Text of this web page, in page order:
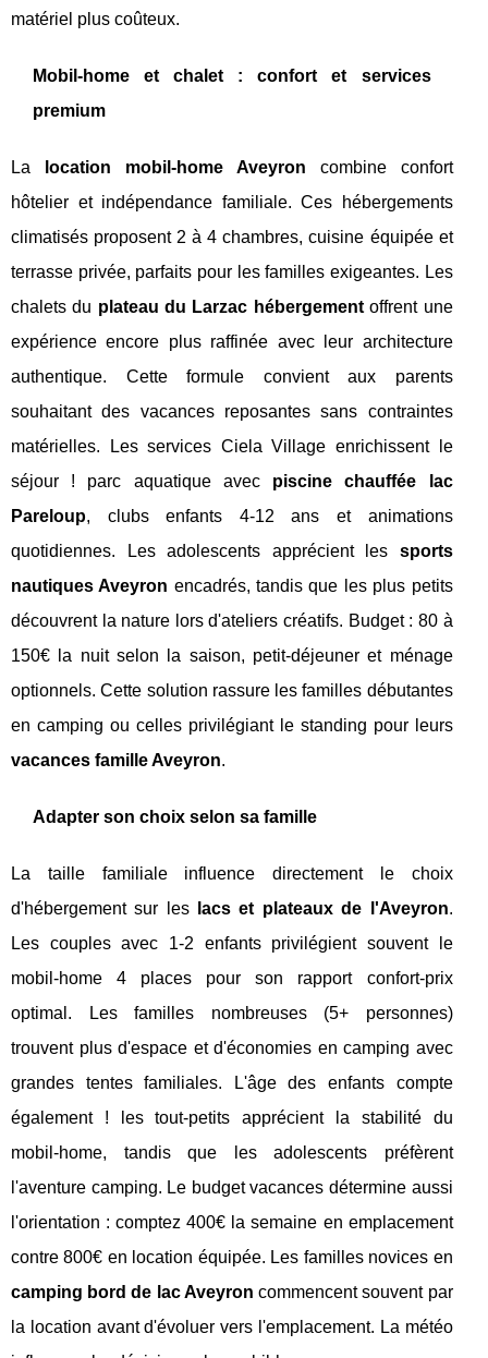
matériel plus coûteux.
Mobil-home et chalet : confort et services
premium
La location mobil-home Aveyron combine confort
hôtelier et indépendance familiale. Ces hébergements
climatisés proposent 2 à 4 chambres, cuisine équipée et
terrasse privée, parfaits pour les familles exigeantes. Les
chalets du plateau du Larzac hébergementoffrent une
expérience encore plus raffinée avec leur architecture
authentique. Cette formule convient aux parents
souhaitant des vacances reposantes sans contraintes
matérielles. Les services Ciela Village enrichissent le
séjour ! parc aquatique avec piscine chauffée lac
Pareloup, clubs enfants 4-12 ans et animations
quotidiennes. Les adolescents apprécient les sports
nautiques Aveyron encadrés, tandis que les plus petits
découvrent la nature lors d'ateliers créatifs. Budget : 80 à
150€ la nuit selon la saison, petit-déjeuner et ménage
optionnels. Cette solution rassure les familles débutantes
en camping ou celles privilégiant le standing pour leurs
vacances famille Aveyron.
Adapter son choix selon sa famille
La taille familiale influence directement le choix
d'hébergement sur les
lacs et plateaux de l'Aveyron.
Les couples avec 1-2 enfants privilégient souvent le
mobil-home 4 places pour son rapport confort-prix
optimal. Les familles nombreuses (5+ personnes)
trouvent plus d'espace et d'économies en camping avec
grandes tentes familiales. L'âge des enfants compte
également ! les tout-petits apprécient la stabilité du
mobil-home, tandis que les adolescents préfèrent
l'aventure camping. Le budget vacances détermine aussi
l'orientation : comptez 400€ la semaine en emplacement
contre 800€ en location équipée. Les familles novices en
camping bord de lac Aveyron commencent souvent par
la location avant d'évoluer vers l'emplacement. La météo